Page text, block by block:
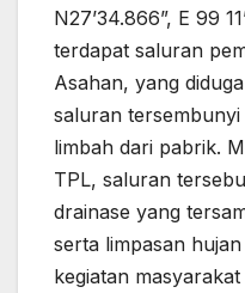
N27’34.866”, E 99
terdapat saluran
Asahan, yang
saluran
limbah dari pabrik.
TPL, saluran
drainase yang
serta limpasan
kegiatan